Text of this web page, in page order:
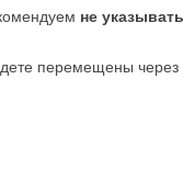
не указывать
перемещены через